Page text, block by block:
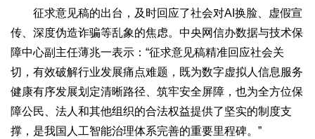
征求意见稿的出台，及时回应了社会对AI换脸、虚假宣
传、深度伪造诈骗等乱象的焦虑。中央网信办数据与技术保
障中心副主任薄兆一表示：“征求意见稿精准回应社会关
切，有效破解行业发展痛点难题，既为数字虚拟人信息服务
健康有序发展划定清晰路径、筑牢安全屏障，也为全方位保
障公民、法人和其他组织的合法权益提供了坚实的制度支
撑，是我国人工智能治理体系完善的重要里程碑。”